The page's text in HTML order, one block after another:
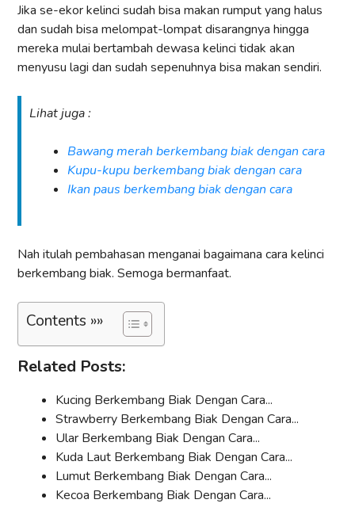
Jika se-ekor kelinci sudah bisa makan rumput yang halus
dan sudah bisa melompat-lompat disarangnya hingga
mereka mulai bertambah dewasa kelinci tidak akan
menyusu lagi dan sudah sepenuhnya bisa makan sendiri.
Lihat juga :
Bawang merah berkembang biak dengan cara
Kupu-kupu berkembang biak dengan cara
Ikan paus berkembang biak dengan cara
Nah itulah pembahasan menganai bagaimana cara kelinci
berkembang biak. Semoga bermanfaat.
Contents »»
Related Posts:
Kucing Berkembang Biak Dengan Cara...
Strawberry Berkembang Biak Dengan Cara...
Ular Berkembang Biak Dengan Cara...
Kuda Laut Berkembang Biak Dengan Cara...
Lumut Berkembang Biak Dengan Cara...
Kecoa Berkembang Biak Dengan Cara...